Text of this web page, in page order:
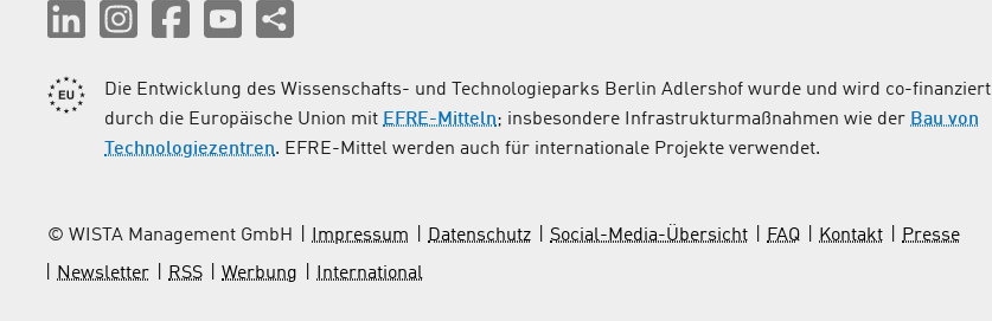
Die Entwicklung des Wissenschafts- und Technologieparks Berlin Adlershof wurde und wird co-finanziert
durch die Europäische Union mit EFRE-Mitteln; insbesondere Infrastrukturmaßnahmen wie der Bau von
Technologiezentren. EFRE-Mittel werden auch für internationale Projekte verwendet.
© WISTA Management GmbH Impressum Datenschutz Social-Media-Übersicht FAQ Kontakt
Presse
Newsletter
RSS Werbung International